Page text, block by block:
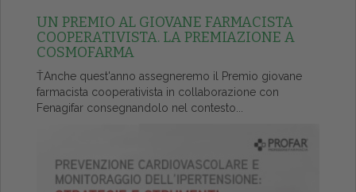
UN PREMIO AL GIOVANE FARMACISTA
COOPERATIVISTA. LA PREMIAZIONE A
COSMOFARMA
ŤAnche quest'anno assegneremo il Premio giovane
farmacista cooperativista in collaborazione con
Fenagifar consegnandolo nel contesto...